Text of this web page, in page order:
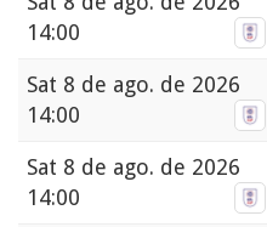
14:00
Sat 8 de ago. de 2026
14:00
Sat 8 de ago. de 2026
14:00